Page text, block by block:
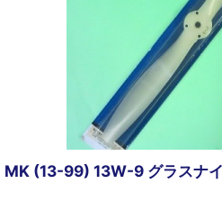
MK (13-99) 13W-9 グラスナ